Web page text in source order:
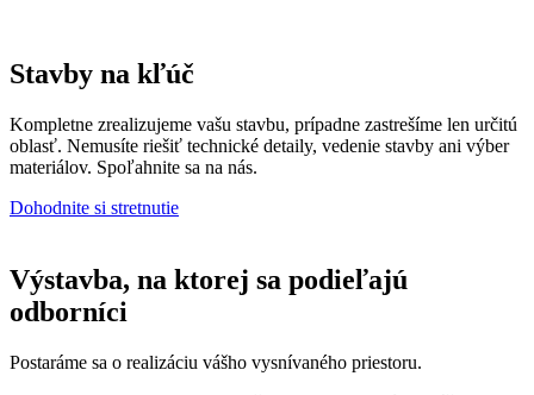
Stavby na kľúč
Kompletne zrealizujeme vašu stavbu, prípadne zastrešíme len určitú
oblasť. Nemusíte riešiť technické detaily, vedenie stavby ani výber
materiálov. Spoľahnite sa na nás.
Dohodnite si stretnutie
Výstavba, na ktorej sa podieľajú
odborníci
Postaráme sa o realizáciu vášho vysnívaného priestoru.